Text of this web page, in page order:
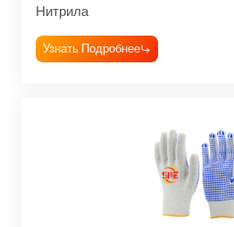
Нитрила
Узнать Подробнее